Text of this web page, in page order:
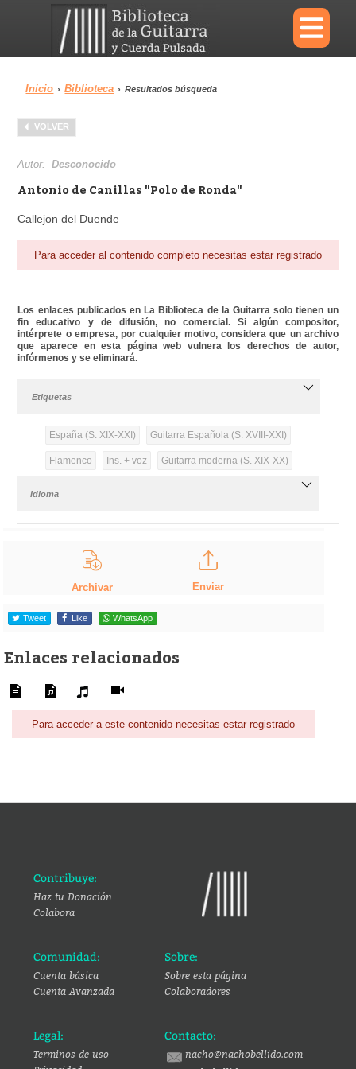
×
Menu
Biblioteca
Área personal Reproductor
Inicio › Biblioteca › Resultados búsqueda
VOLVER
Autor:Desconocido
Antonio de Canillas "Polo de Ronda"
Callejon del Duende
Para acceder al contenido completo necesitas estar registrado
Los enlaces publicados en La Biblioteca de la Guitarra solo tienen un
fin educativo y de difusión, no comercial. Si algún compositor,
intérprete o empresa, por cualquier motivo, considera que un archivo
que aparece en esta página web vulnera los derechos de autor,
infórmenos y se eliminará.
Etiquetas
España (S. XIX-XXI) Guitarra Española (S. XVIII-XXI)
Flamenco Ins. + voz Guitarra moderna (S. XIX-XX)
Idioma
Archivar Enviar
Tweet Like WhatsApp
Enlaces relacionados
Para acceder a este contenido necesitas estar registrado
Contribuye:
Haz tu Donación
Colabora
Comunidad:
Cuenta básica
Cuenta Avanzada
Sobre:
Sobre esta página
Colaboradores
Legal:
Terminos de uso
Contacto:
nacho@nachobellido.com